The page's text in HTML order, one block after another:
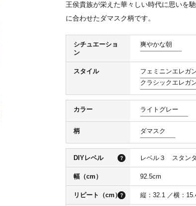
王侯貴族が栄えた華々しい時代に思いを
に合わせたダマスク柄です。
シチュエーショ
ン
爽やかな朝
スタイル
フェミニンエレガ
クラシックエレガ
カラー ライトグレー
柄 ダマスク
DIYレベル レベル３ スタン
幅（cm） 92.5cm
リピート（cm） 縦：32.1 ／横：